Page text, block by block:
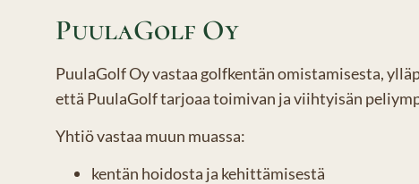
PuulaGolf Oy
PuulaGolf Oy vastaa golfkentän omistamisesta,
että PuulaGolf tarjoaa toimivan ja viihtyisän
Yhtiö vastaa muun muassa:
kentän hoidosta ja kehittämisestä